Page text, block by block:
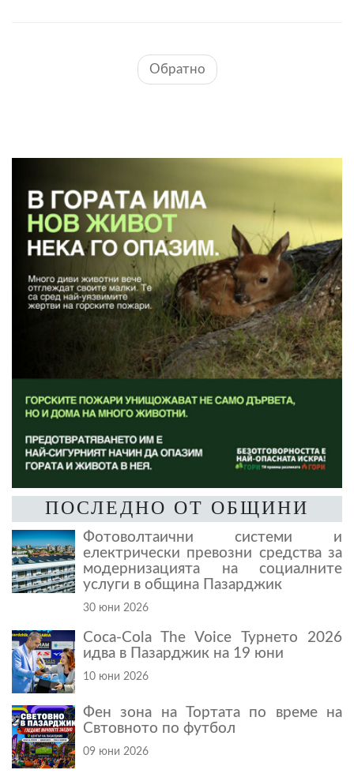
Обратно
ПОСЛЕДНО ОТ ОБЩИНИ
Фотоволтаични системи и
електрически превозни средства за
модернизацията на социалните
услуги в община Пазарджик
30 юни 2026
Coca-Cola The Voice Турнето 2026
идва в Пазарджик на 19 юни
10 юни 2026
Фен зона на Тортата по време на
Свтовното по футбол
09 юни 2026